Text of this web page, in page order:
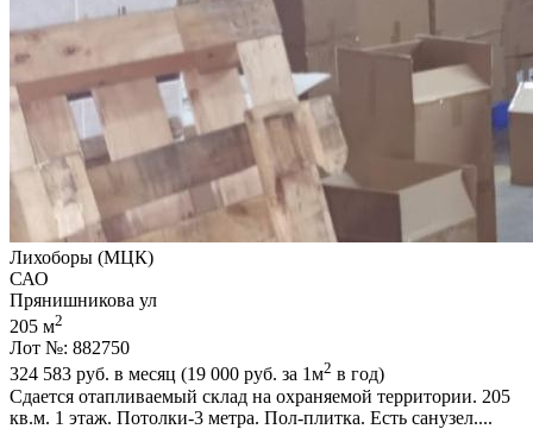
Лихоборы (МЦК)
САО
Прянишникова ул
205 м2
Лот №: 882750
324 583 руб. в месяц (19 000 руб. за 1м2 в год)
Сдается отапливаемый склад на охраняемой территории. 205
кв.м. 1 этаж. Потолки-3 метра. Пол-плитка. Есть санузел....